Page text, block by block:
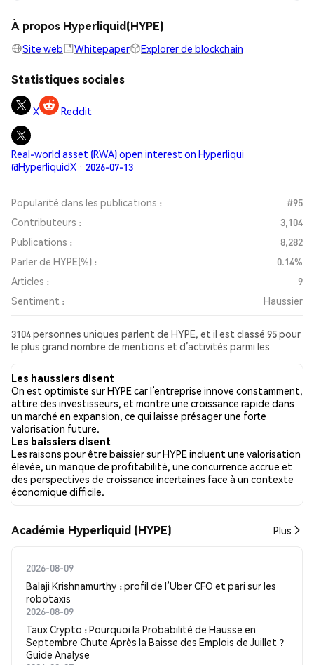
À propos Hyperliquid(HYPE)
Site web Whitepaper Explorer de blockchain
Statistiques sociales
X Reddit
Real-world asset (RWA) open interest on Hyperliqui
@HyperliquidX · 2026-07-13
Popularité dans les publications :
#95
Contributeurs :
3,104
Publications :
8,282
Parler de HYPE(%) :
0.14%
Articles :
9
Sentiment :
Haussier
3104 personnes uniques parlent de HYPE, et il est classé 95 pour
le plus grand nombre de mentions et d’activités parmi les
sentiment envers HYPE sur l’ensemble des réseaux sociaux a été
Haussier. Enfin, 9 articles de presse ont été publiés à propos de
HYPE. Sur Twitter, 29.46% des tweets affichaient un sentiment
haussier, contre 6.96% des tweets avec un sentiment baissier à
propos de HYPE. 63.57% des tweets étaient neutres à propos
de HYPE. Ces sentiments sont basés sur 7769 tweets.
Les haussiers disent
On est optimiste sur HYPE car l’entreprise innove constamment,
attire des investisseurs, et montre une croissance rapide dans
un marché en expansion, ce qui laisse présager une forte
valorisation future.
Les baissiers disent
Les raisons pour être baissier sur HYPE incluent une valorisation
élevée, un manque de profitabilité, une concurrence accrue et
des perspectives de croissance incertaines face à un contexte
économique difficile.
Académie Hyperliquid (HYPE) Plus
2026-08-09
Balaji Krishnamurthy : profil de l’Uber CFO et pari sur les
robotaxis
2026-08-09
Taux Crypto : Pourquoi la Probabilité de Hausse en
Septembre Chute Après la Baisse des Emplois de Juillet ?
Guide Analyse